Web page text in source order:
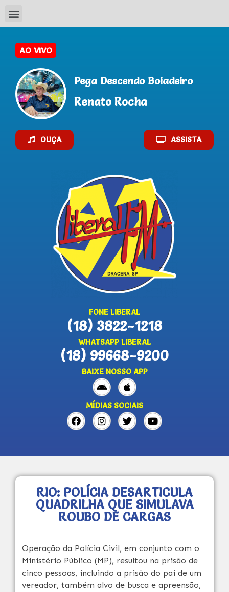
Pega Descendo Boiadeiro
Renato Rocha
OUÇA ASSISTA
FONE LIBERAL
(18) 3822-1218
WHATSAPP LIBERAL
(18) 99668-9200
BAIXE NOSSO APP
MÍDIAS SOCIAIS
RIO: POLÍCIA DESARTICULA
QUADRILHA QUE SIMULAVA
ROUBO DE CARGAS
Operação da Polícia Civil, em conjunto com o
Ministério Público (MP), resultou na prisão de
cinco pessoas, incluindo a prisão do pai de um
vereador, também alvo de busca e apreensão,